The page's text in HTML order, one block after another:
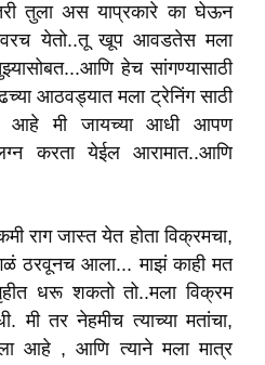
तुला अस याप्रकारे का घेऊन
येतो..तू खूप आवडतेस मला
हेच सांगण्यासाठी
आठवड्यात मला ट्रेनिंग साठी
आहे मी जायच्या आधी आपण
करता येईल आरामात..आणि
राग जास्त येत होता विक्रमचा,
ठरवूनच आला... माझं काही मत
धरू शकतो तो..मला विक्रम
मी तर नेहमीच त्याच्या मतांचा,
आहे , आणि त्याने मला मात्र